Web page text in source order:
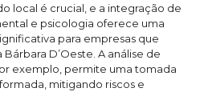
local é crucial, e a integração de
e psicologia oferece uma
para empresas que
D’Oeste. A análise de
exemplo, permite uma tomada
mitigando riscos e